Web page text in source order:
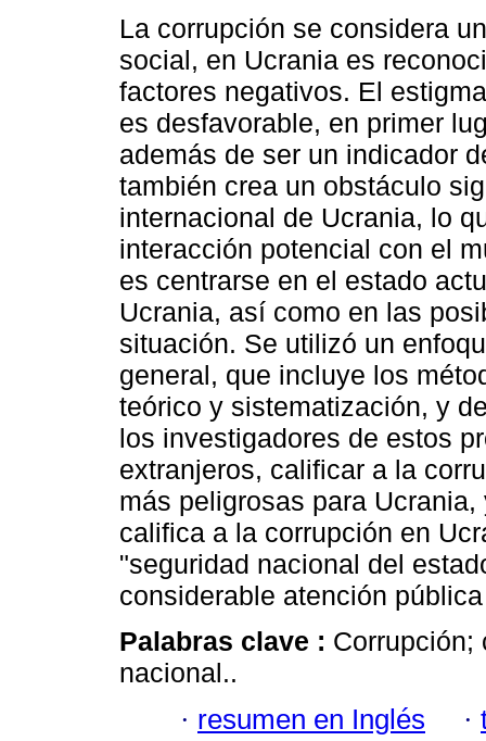
La corrupción se considera
social, en Ucrania es
factores negativos. El
es desfavorable, en primer
además de ser un indicador
también crea un obstáculo
internacional de Ucrania, lo
interacción potencial con el
es centrarse en el estado
Ucrania, así como en las
situación. Se utilizó un
general, que incluye los
teórico y sistematización, y
los investigadores de estos
extranjeros, calificar a la
más peligrosas para
califica a la corrupción en
"seguridad nacional del
considerable atención
Palabras clave : Corrupción;
nacional..
· resumen en Inglés ·